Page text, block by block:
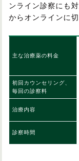
ンライン診察にも
からオンラインに
主な治療薬の料金
初回カウンセリング、
毎回の診察料
治療内容
診察時間